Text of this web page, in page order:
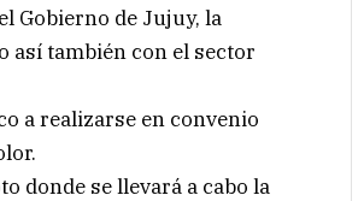
Gobierno de Jujuy, la
así también con el sector
a realizarse en convenio
donde se llevará a cabo la